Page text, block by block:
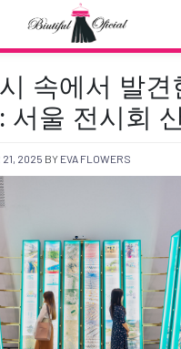
Biutiful
속에서 발견
서울 전시회
21, 2025 BY EVA FLOWERS